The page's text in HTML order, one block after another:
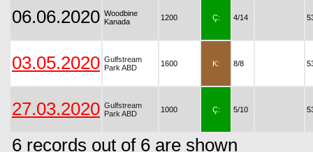
06.06.2020 Woodbine
Kanada
1200 Ç: 4/14
03.05.2020 Gulfstream
Park ABD
1600 K: 8/8
27.03.2020 Gulfstream
Park ABD
1000 Ç: 5/10
6 records out of 6 are shown